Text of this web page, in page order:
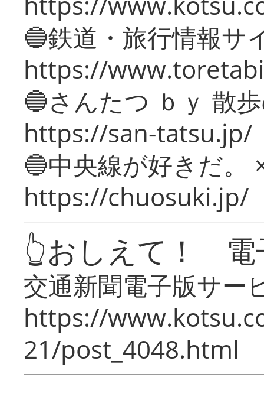
🔵鉄道・旅行情報サ
https://
🔵さんたつ ｂｙ 散
https://san-tatsu.jp/
🔵中央線が好きだ。
https://chuosuki.jp/
👆おしえて！ 電
交通新聞電子版サー
https://
21/post_4048.html